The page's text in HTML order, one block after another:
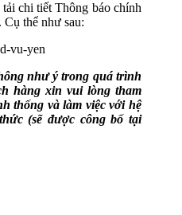
chi tiết Thông báo chính
thể như sau:
như ý trong quá trình
hàng xin vui lòng tham
thống và làm việc với hệ
(sẽ được công bố tại